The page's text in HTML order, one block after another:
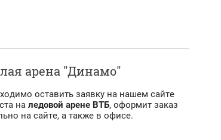
арена "Динамо"
оставить заявку на нашем сайте
на ледовой арене ВТБ, оформит заказ
на сайте, а также в офисе.